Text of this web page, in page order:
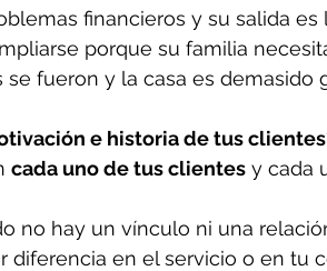
financieros y su salida es
porque su familia
se fueron y la casa es demasido
e historia de tus
cada uno de tus clientes y cada
no hay un vínculo ni una
diferencia en el servicio o en tu